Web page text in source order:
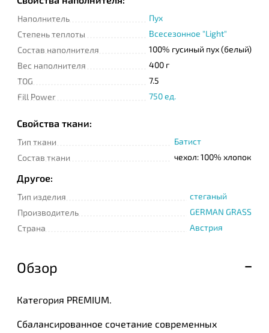
Наполнитель
Пух
Степень теплоты
Всесезонное "Light"
Состав наполнителя
100% гусиный пух (белый)
Вес наполнителя
400 г
TOG
7.5
Fill Power
750 ед.
Свойства ткани:
Тип ткани
Батист
Состав ткани
чехол: 100% хлопок
Другое:
Тип изделия
стеганый
Производитель
GERMAN GRASS
Страна
Австрия
Обзор
Категория PREMIUM.
Сбалансированное сочетание современных
конфиденциальности